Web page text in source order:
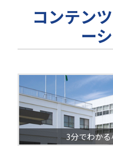
コンテン
ー
3分でわか